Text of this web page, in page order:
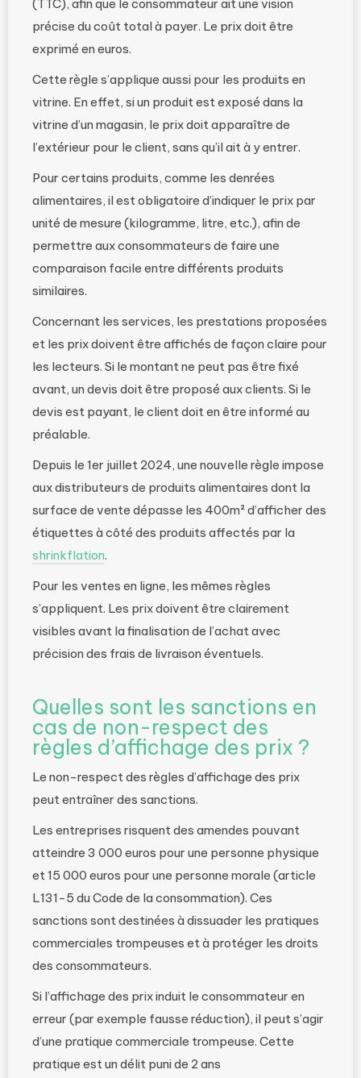
(TTC), afin que le consommateur ait une vision
précise du coût total à payer. Le prix doit être
exprimé en euros.
Cette règle s’applique aussi pour les produits en
vitrine. En effet, si un produit est exposé dans la
vitrine d’un magasin, le prix doit apparaître de
l’extérieur pour le client, sans qu’il ait à y entrer.
Pour certains produits, comme les denrées
alimentaires, il est obligatoire d’indiquer le prix par
unité de mesure (kilogramme, litre, etc.), afin de
permettre aux consommateurs de faire une
comparaison facile entre différents produits
similaires.
Concernant les services, les prestations proposées
et les prix doivent être affichés de façon claire pour
les lecteurs. Si le montant ne peut pas être fixé
avant, un devis doit être proposé aux clients. Si le
devis est payant, le client doit en être informé au
préalable.
Depuis le 1er juillet 2024, une nouvelle règle impose
aux distributeurs de produits alimentaires dont la
surface de vente dépasse les 400m² d’afficher des
étiquettes à côté des produits affectés par la
shrinkflation.
Pour les ventes en ligne, les mêmes règles
s’appliquent. Les prix doivent être clairement
visibles avant la finalisation de l’achat avec
précision des frais de livraison éventuels.
Quelles sont les sanctions en
cas de non-respect des
règles d’affichage des prix ?
Le non-respect des règles d’affichage des prix
peut entraîner des sanctions.
Les entreprises risquent des amendes pouvant
atteindre 3 000 euros pour une personne physique
et 15 000 euros pour une personne morale (article
L131-5 du Code de la consommation). Ces
sanctions sont destinées à dissuader les pratiques
commerciales trompeuses et à protéger les droits
des consommateurs.
Si l’affichage des prix induit le consommateur en
erreur (par exemple fausse réduction), il peut s’agir
d’une pratique commerciale trompeuse. Cette
pratique est un délit puni de 2 ans